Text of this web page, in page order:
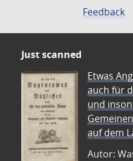
Feedback
Just scanned
Etwas
auch für
und
auf dem
Autor: